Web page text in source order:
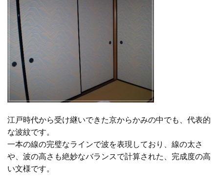
江戸時代から受け継いできた京からかみの中でも、代表的
な波紋です。
一本の線の完璧なラインで波を表現しており、線の太さ
や、波の高さも絶妙なバランスで計算された、完成度の高
い文様です。